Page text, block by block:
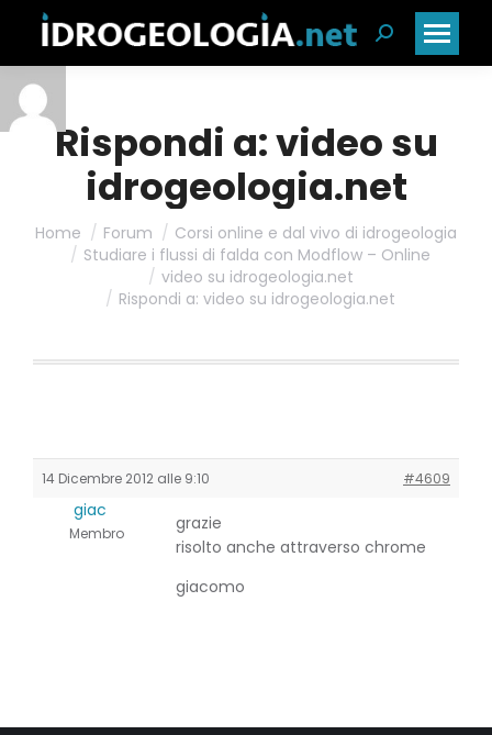
Cerca:
Rispondi a: video su
idrogeologia.net
Home Forum
Corsi online e dal vivo di idrogeologia
Studiare i flussi di falda con Modflow – Online
video su idrogeologia.net
Rispondi a: video su idrogeologia.net
14 Dicembre 2012 alle 9:10 #4609
giac
Membro
grazie
risolto anche attraverso chrome
giacomo